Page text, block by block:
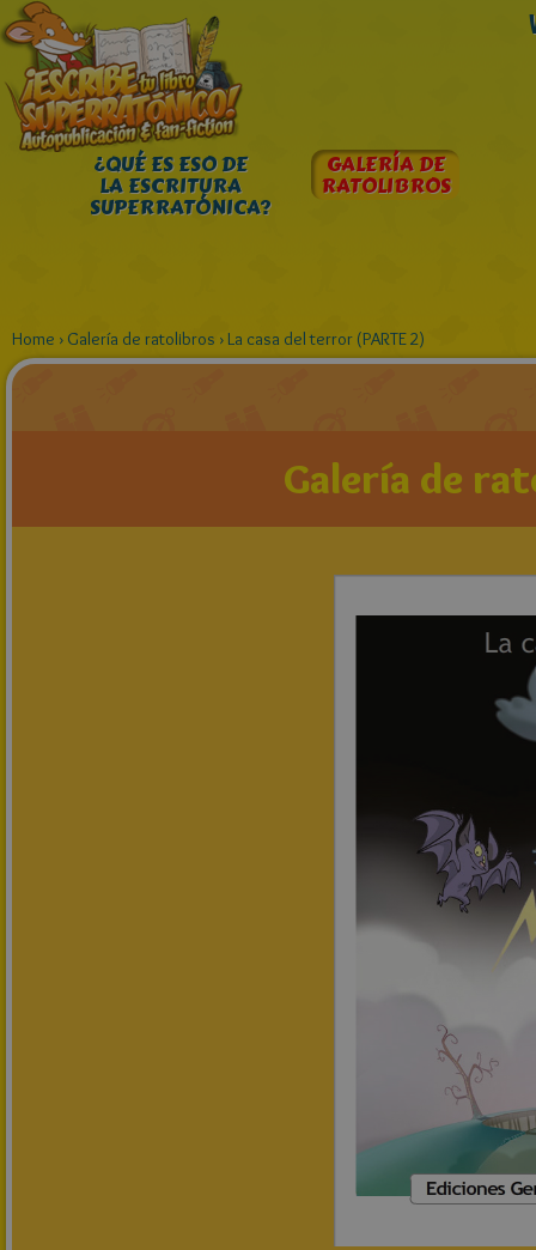
¿QUÉ ES ESO DE
LA ESCRITURA
SUPERRATÓNICA?
GALERÍA DE
RATOLIBROS
Home › Galería de ratolibros › La casa del terror (PARTE 2)
Galería de